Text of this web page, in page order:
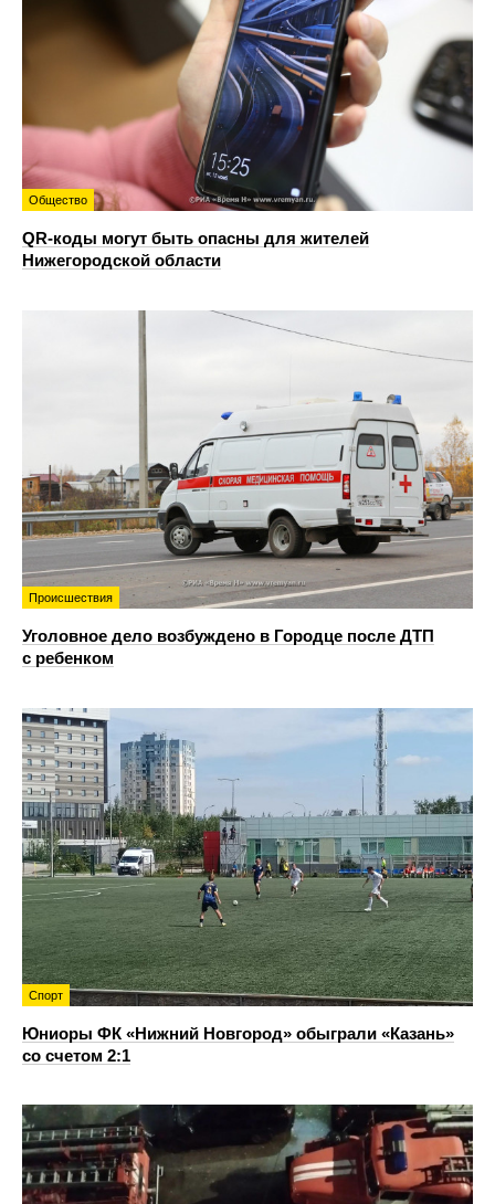
Общество
QR-коды могут быть опасны для жителей
Нижегородской области
Происшествия
Уголовное дело возбуждено в Городце после ДТП
с ребенком
Спорт
Юниоры ФК «Нижний Новгород» обыграли «Казань»
со счетом 2:1